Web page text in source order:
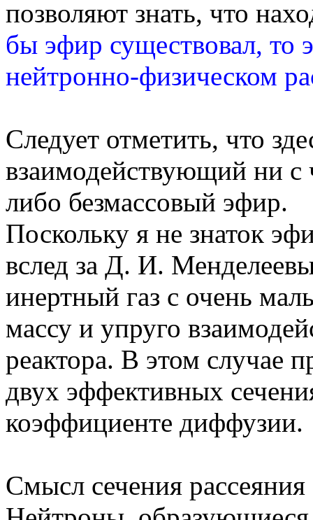
позволяют знать, что
бы эфир существовал, то
нейтронно-физическом
Следует отметить, что
взаимодействующий ни с
либо безмассовый эфир.
Поскольку я не знаток
вслед за Д. И.
инертный газ с очень
массу и упруго
реактора. В этом случае
двух эффективных
коэффициенте диффузии.
Смысл сечения